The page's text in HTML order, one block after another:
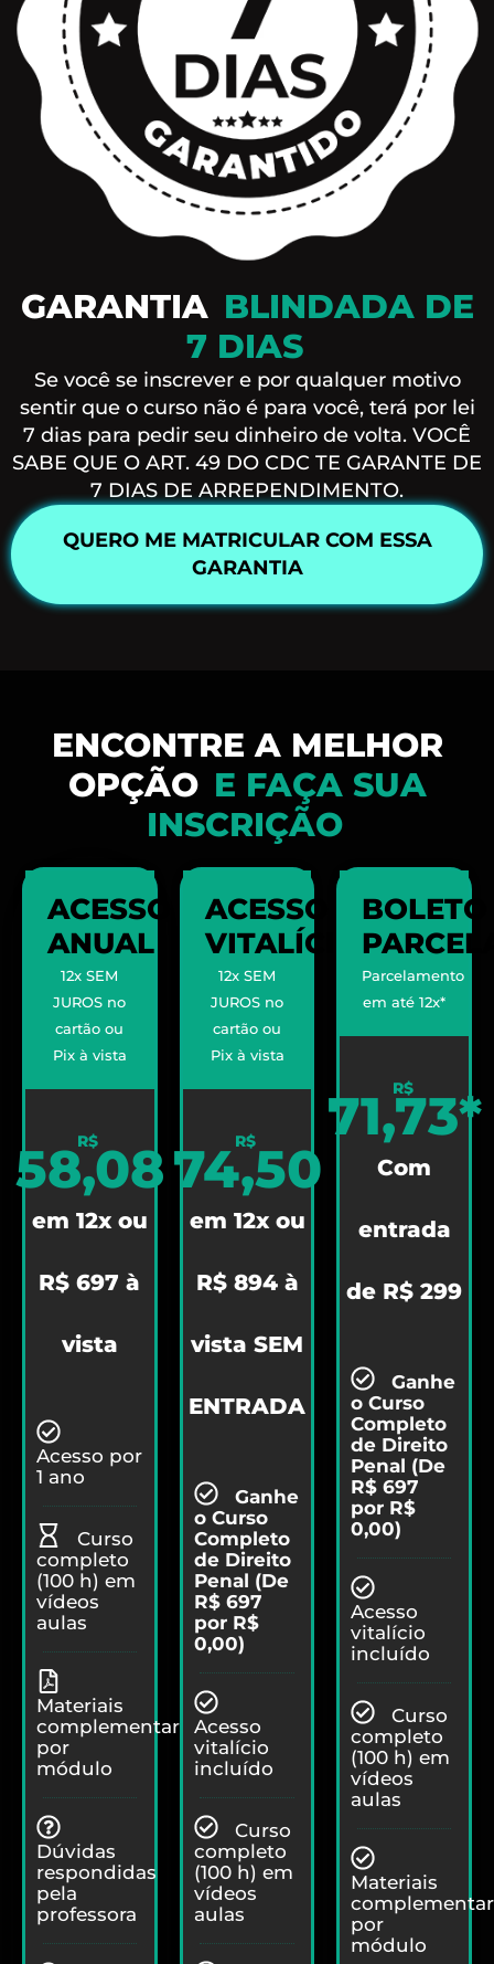
GARANTIA BLINDADA DE
7 DIAS
Se você se inscrever e por qualquer motivo
sentir que o curso não é para você, terá por lei
7 dias para pedir seu dinheiro de volta. VOCÊ
SABE QUE O ART. 49 DO CDC TE GARANTE DE
7 DIAS DE ARREPENDIMENTO.
QUERO ME MATRICULAR COM ESSA
GARANTIA
ENCONTRE A MELHOR
OPÇÃO E FAÇA SUA
INSCRIÇÃO
ACESSO
ANUAL
12x SEM
JUROS no
cartão ou
Pix à vista
R$
58,08
em 12x ou
R$ 697 à
vista
Acesso por
1 ano
Curso
completo
(100 h) em
vídeos
aulas
Materiais
complementares
por
módulo
Dúvidas
respondidas
pela
professora
ACESSO
VITALÍCIO
12x SEM
JUROS no
cartão ou
Pix à vista
R$
74,50
em 12x ou
R$ 894 à
vista SEM
ENTRADA
Ganhe
o Curso
Completo
de Direito
Penal (De
R$ 697
por R$
0,00)
Acesso
vitalício
incluído
Curso
completo
(100 h) em
vídeos
aulas
BOLETO
Parcelamento
em até 12x*
R$
71,73*
Com
entrada
de R$ 299
Ganhe
o Curso
Completo
de Direito
Penal (De
R$ 697
por R$
0,00)​
Acesso
vitalício
incluído
Curso
completo
(100 h) em
vídeos
aulas
Materiais
por
módulo